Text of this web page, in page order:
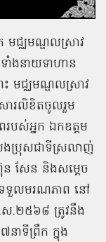
មជ្ឈមណ្ឌលស្រាវ
ទាំងនាយទាហាន
មជ្ឈមណ្ឌលស្រាវ
ារលិខិតចូលរួម
បស់អ្នក ឯកឧត្តម
ងប្រុសជាទីស្រលាញ់
សែន និងសម្តេច
ទទួលមរណភាព នៅ
.ស.២៥៦៨ ត្រូវនឹង
នាទីព្រឹក ក្នុង